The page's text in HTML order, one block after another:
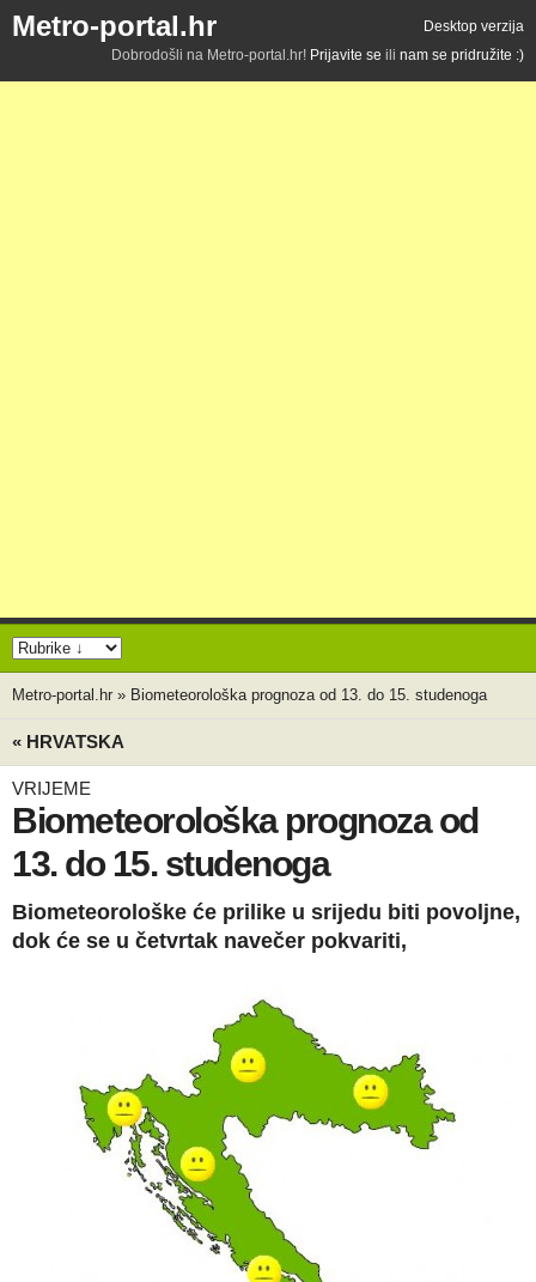
Metro-portal.hr
Desktop verzija
Dobrodošli na Metro-portal.hr! Prijavite se ili nam se pridružite :)
Metro-portal.hr » Biometeorološka prognoza od 13. do 15. studenoga
« HRVATSKA
VRIJEME
Biometeorološka prognoza od
13. do 15. studenoga
Biometeorološke će prilike u srijedu biti povoljne,
dok će se u četvrtak navečer pokvariti,